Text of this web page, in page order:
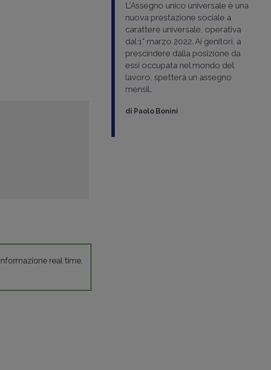
real time,
L'Assegno unico universale è una
nuova prestazione sociale a
carattere universale, operativa
dal 1° marzo 2022. Ai genitori, a
prescindere dalla posizione da
essi occupata nel mondo del
lavoro, spetterà un assegno
mensil..
di Paolo Bonini